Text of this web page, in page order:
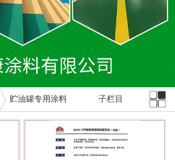
贮油罐专用涂料 子栏目